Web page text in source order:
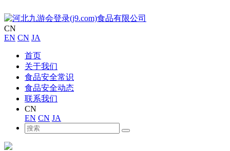
CN
EN CN JA
首页
关于我们
食品安全常识
食品安全动态
联系我们
CN
EN CN JA